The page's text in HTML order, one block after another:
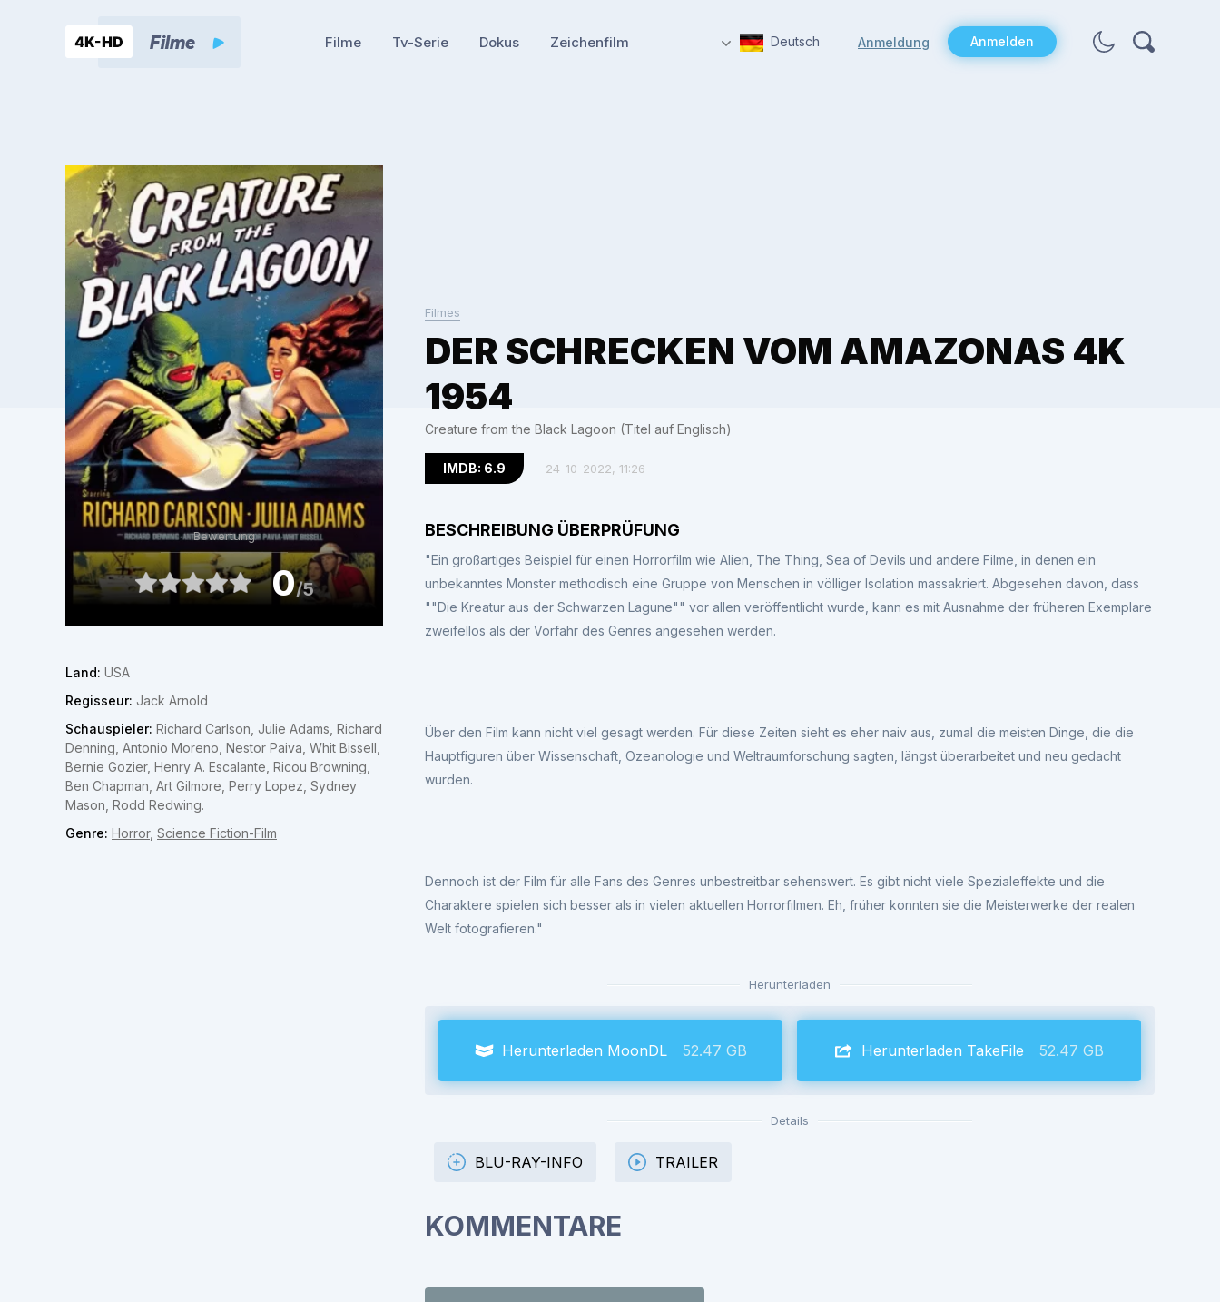
Filme Tv-Serie Dokus Zeichenfilm Deutsch Anmeldung Anmelden
Bewertung
0/5
Land: USA
Regisseur: Jack Arnold
Schauspieler: Richard Carlson, Julie Adams, Richard
Denning, Antonio Moreno, Nestor Paiva, Whit Bissell,
Bernie Gozier, Henry A. Escalante, Ricou Browning,
Ben Chapman, Art Gilmore, Perry Lopez, Sydney
Mason, Rodd Redwing.
Genre: Horror, Science Fiction-Film
Filmes
DER SCHRECKEN VOM AMAZONAS 4K
1954
Creature from the Black Lagoon (Titel auf Englisch)
IMDB: 6.9 24-10-2022, 11:26
BESCHREIBUNG ÜBERPRÜFUNG
"Ein großartiges Beispiel für einen Horrorfilm wie Alien, The Thing, Sea of Devils und andere Filme, in denen ein
unbekanntes Monster methodisch eine Gruppe von Menschen in völliger Isolation massakriert. Abgesehen davon, dass
""Die Kreatur aus der Schwarzen Lagune"" vor allen veröffentlicht wurde, kann es mit Ausnahme der früheren Exemplare
zweifellos als der Vorfahr des Genres angesehen werden.
Über den Film kann nicht viel gesagt werden. Für diese Zeiten sieht es eher naiv aus, zumal die meisten Dinge, die die
Hauptfiguren über Wissenschaft, Ozeanologie und Weltraumforschung sagten, längst überarbeitet und neu gedacht
wurden.
Dennoch ist der Film für alle Fans des Genres unbestreitbar sehenswert. Es gibt nicht viele Spezialeffekte und die
Charaktere spielen sich besser als in vielen aktuellen Horrorfilmen. Eh, früher konnten sie die Meisterwerke der realen
Welt fotografieren."
Herunterladen
Herunterladen MoonDL 52.47 GB Herunterladen TakeFile 52.47 GB
Details
BLU-RAY-INFO TRAILER
KOMMENTARE